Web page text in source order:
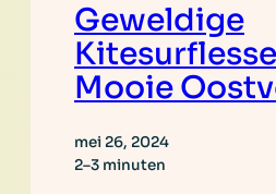
Geweldige
Mooie
mei 26, 2024
2–3 minuten